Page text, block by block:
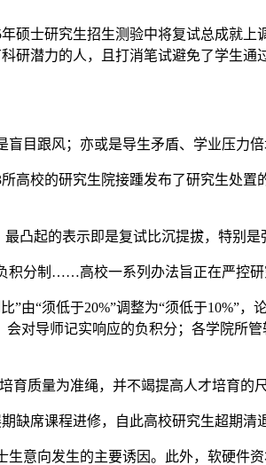
研究生招生测验中将复试总成就上
研潜力的人，且打消笔试避免了学生
跟风；亦或是导生矛盾、学业压力倍
校的研究生院接踵发布了研究生处置
起的表示即是复试比沉提拔，特别是
分制……高校一系列办法旨正在严控研
“须低于20%”调整为“须低于10%”
对导师记实响应的负积分；各学院所
质量为准绳，并不竭提高人才培育的
席课程进修，自此高校研究生超期清
向发生的主要诱因。此外，软硬件